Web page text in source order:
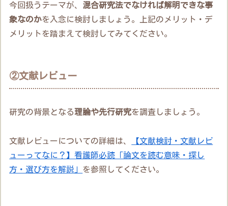
今回扱うテーマが、 混合研究法でなければ解明できな事
象なのかを入念に検討しましょう。上記のメリット・デ
メリットを踏まえて検討してみてください。
②文献レビュー
研究の背景となる理論や先行研究を調査しましょう。
文献レビューについての詳細は、
【文献検討・文献レビ
ューってなに？】看護師必読「論文を読む意味・探し
方・選び方を解説」 を参照してください。